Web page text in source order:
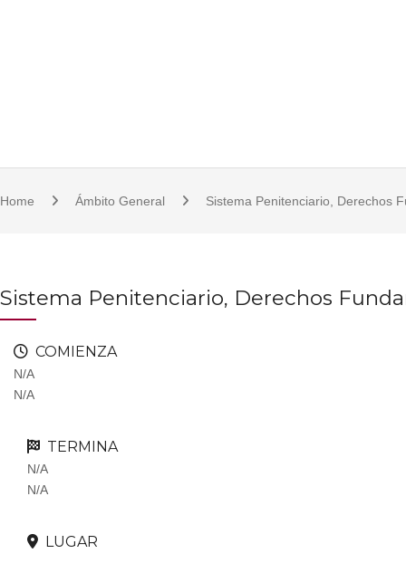
c
n
t
Home Ámbito General Sistema Penitenciario, Derechos
Sistema Penitenciario, Derechos
COMIENZA
N/A
N/A
TERMINA
N/A
N/A
LUGAR